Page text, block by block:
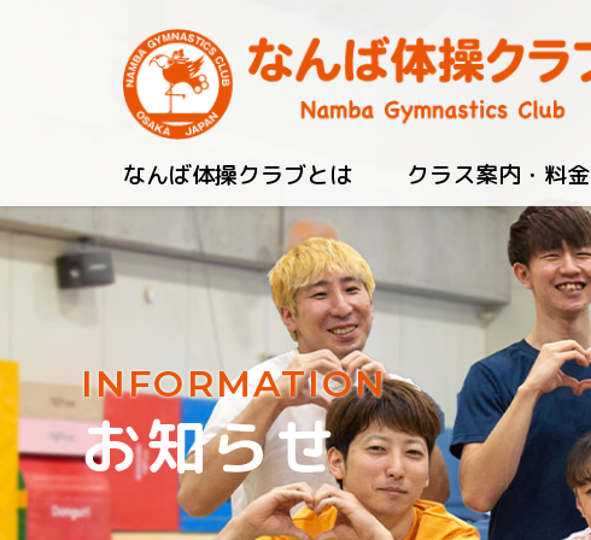
なんば体操クラブとは クラス案内・料金
INFORMATION
お知らせ